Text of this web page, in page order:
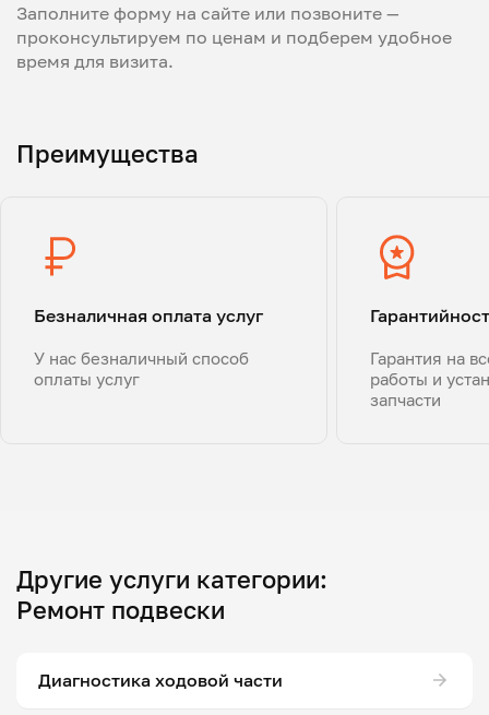
Заполните форму на сайте или позвоните —
проконсультируем по ценам и подберем удобное
время для визита.
Преимущества
Безналичная оплата услуг
У нас безналичный способ
оплаты услуг
Гарантия на
работы и
запчасти
Другие услуги категории:
Ремонт подвески
Диагностика ходовой части